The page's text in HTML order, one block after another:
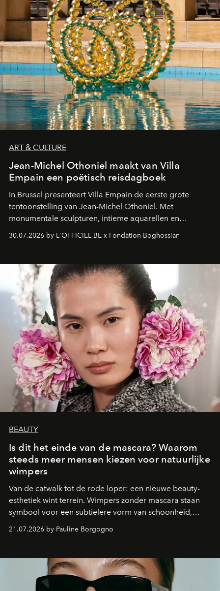
ART & CULTURE
Jean-Michel Othoniel maakt van Villa
Empain een poëtisch reisdagboek
In Brussel presenteert Villa Empain de eerste grote
tentoonstelling van Jean-Michel Othoniel. Met
monumentale sculpturen, intieme aquarellen en
een emotionele reis waarin elk werk de herinnering
moment van verwondering.
30.07.2026 by L'OFFICIEL BE x Fondation Boghossian
BEAUTY
Is dit het einde van de mascara? Waarom
steeds meer mensen kiezen voor natuurlijke
wimpers
Van de catwalk tot de rode loper: een nieuwe beauty-
esthetiek wint terrein. Wimpers zonder mascara staan
symbool voor een subtielere vorm van schoonheid,
aan make-up.
21.07.2026 by Pauline Borgogno